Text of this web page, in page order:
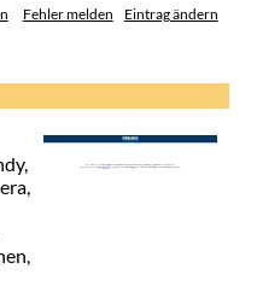
Fehler melden Eintrag ändern